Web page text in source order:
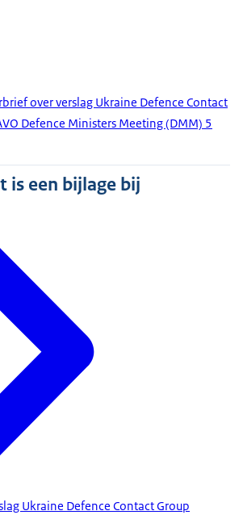
over verslag Ukraine Defence Contact
Defence Ministers Meeting (DMM) 5
is een bijlage bij
Ukraine Defence Contact Group